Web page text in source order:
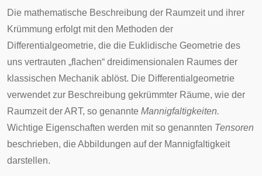
Die mathematische Beschreibung der Raumzeit und ihrer
Krümmung erfolgt mit den Methoden der
Differentialgeometrie, die die Euklidische Geometrie des
uns vertrauten „flachen“ dreidimensionalen Raumes der
klassischen Mechanik ablöst. Die Differentialgeometrie
verwendet zur Beschreibung gekrümmter Räume, wie der
Raumzeit der ART, so genannte Mannigfaltigkeiten.
Wichtige Eigenschaften werden mit so genannten Tensoren
beschrieben, die Abbildungen auf der Mannigfaltigkeit
darstellen.